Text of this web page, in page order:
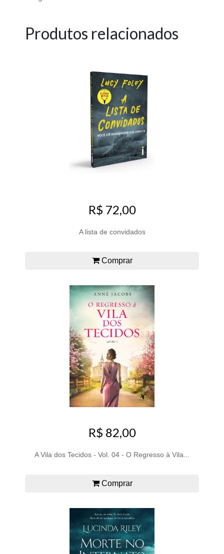
Produtos relacionados
R$ 72,00
A lista de convidados
Comprar
R$ 82,00
A Vila dos Tecidos - Vol. 04 - O Regresso à Vila...
Comprar